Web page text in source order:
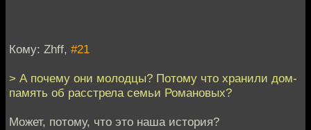
Кому: Zhff, #21
> А почему они молодцы? Потому что хранили дом-
память об расстрела семьи Романовых?
Может, потому, что это наша история?